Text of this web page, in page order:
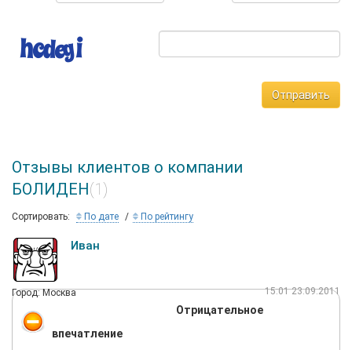
Отправить
Отзывы клиентов о компании
БОЛИДЕН(1)
Сортировать: По дате По рейтингу
Иван
Город: Москва 15:01 23.09.2011
Отрицательное
впечатление